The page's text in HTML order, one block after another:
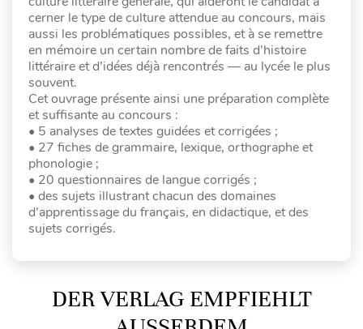
cerner le type de culture attendue au concours, mais
aussi les problématiques possibles, et à se remettre
en mémoire un certain nombre de faits d’histoire
littéraire et d’idées déjà rencontrés — au lycée le plus
souvent.
Cet ouvrage présente ainsi une préparation complète
et suffisante au concours :
• 5 analyses de textes guidées et corrigées ;
• 27 fiches de grammaire, lexique, orthographe et
phonologie ;
• 20 questionnaires de langue corrigés ;
• des sujets illustrant chacun des domaines
d’apprentissage du français, en didactique, et des
sujets corrigés.
DER VERLAG EMPFIEHLT